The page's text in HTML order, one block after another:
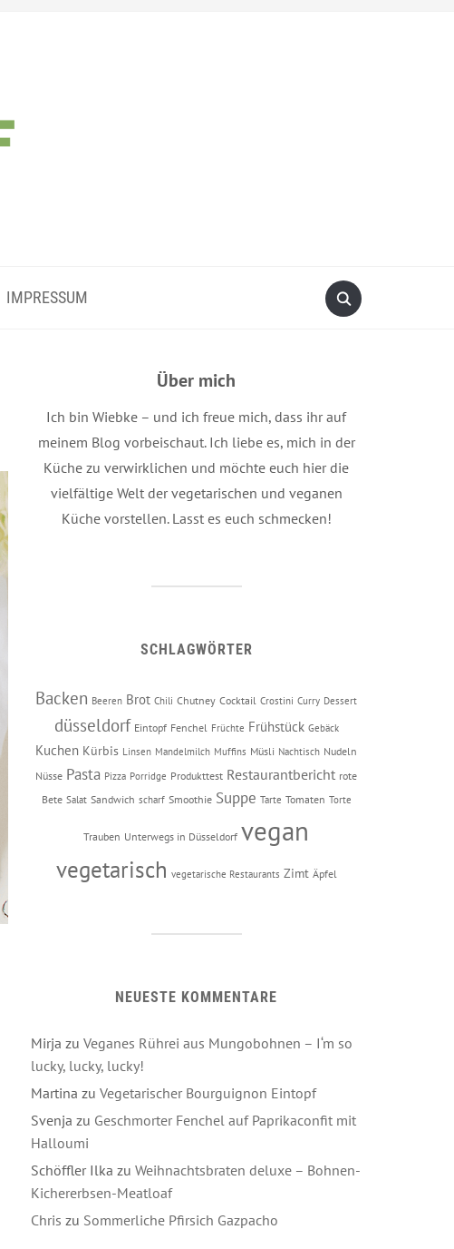
IMPRESSUM
Über mich
Ich bin Wiebke – und ich freue mich, dass ihr auf
meinem Blog vorbeischaut. Ich liebe es, mich in der
Küche zu verwirklichen und möchte euch hier die
vielfältige Welt der vegetarischen und veganen
Küche vorstellen. Lasst es euch schmecken!
SCHLAGWÖRTER
Backen Beeren Brot Chili Chutney Cocktail Crostini Curry Dessert
düsseldorf Eintopf Fenchel Früchte Frühstück Gebäck
Kuchen Kürbis Linsen Mandelmilch Muffins Müsli Nachtisch Nudeln
Nüsse Pasta Pizza Porridge Produkttest Restaurantbericht rote
Bete Salat Sandwich scharf Smoothie Suppe Tarte Tomaten Torte
Trauben Unterwegs in Düsseldorf vegan
vegetarisch vegetarische Restaurants Zimt Äpfel
NEUESTE KOMMENTARE
Mirja zu Veganes Rührei aus Mungobohnen – I‘m so
lucky, lucky, lucky!
Martina zu Vegetarischer Bourguignon Eintopf
Svenja zu Geschmorter Fenchel auf Paprikaconfit mit
Halloumi
Schöffler Ilka zu Weihnachtsbraten deluxe – Bohnen-
Kichererbsen-Meatloaf
Chris zu Sommerliche Pfirsich Gazpacho